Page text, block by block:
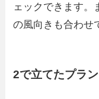
ェックできます。
の風向きも合わせ
2で立てたプラ